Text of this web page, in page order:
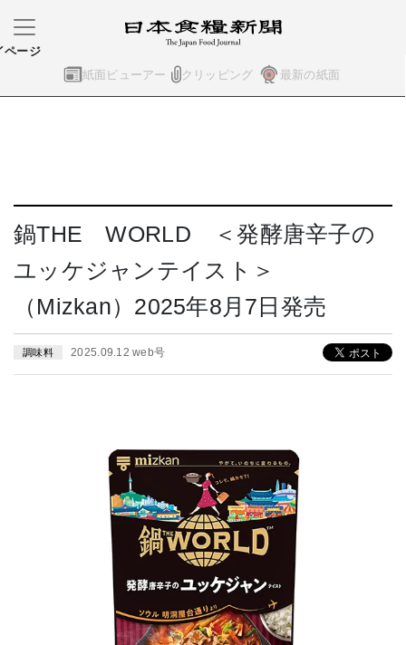
紙面ビューアー クリッピング 最新の紙面
ページ
鍋THE WORLD ＜発酵唐辛子の
ユッケジャンテイスト＞
（Mizkan）2025年8月7日発売
調味料 2025.09.12 web号